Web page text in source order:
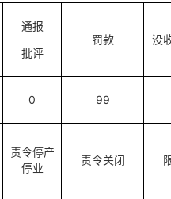
通报
批评
罚款 没
0 99
责令停产
停业
责令关闭